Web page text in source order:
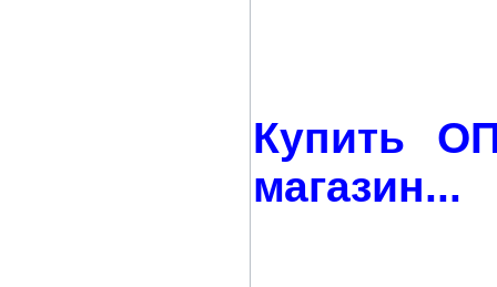
Купить
магазин...